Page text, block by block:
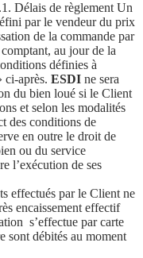
Délais de règlement Un
par le vendeur du prix
de la commande par
au jour de la
définies à
ci-après. ESDIne sera
du bien loué si le Client
et selon les modalités
des conditions de
en outre le droit de
ou du service
l’exécution de ses
effectués par le Client ne
encaissement effectif
s’effectue par carte
sont débités au moment